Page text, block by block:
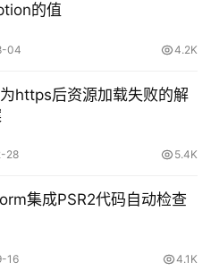
的值
04 4.2K
https后资源加载失败的解
28 5.4K
集成PSR2代码自动检查
16 4.1K